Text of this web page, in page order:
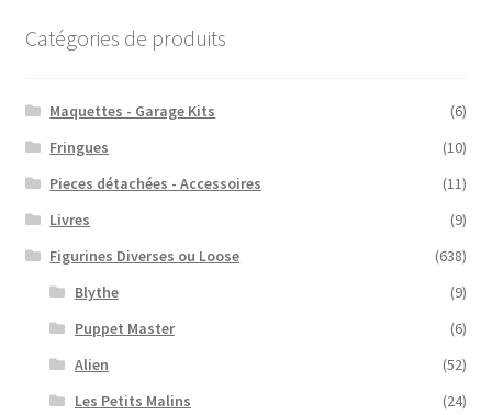
Catégories de produits
Maquettes - Garage Kits
(6)
Fringues
(10)
Pieces détachées - Accessoires
(11)
Livres
(9)
Figurines Diverses ou Loose
(638)
Blythe
(9)
Puppet Master
(6)
Alien
(52)
Les Petits Malins
(24)